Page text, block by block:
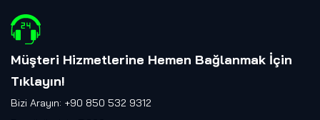
Müşteri Hizmetlerine Hemen Bağlanmak İçin
Tıklayın!
Bizi Arayın: +90 850 532 9312